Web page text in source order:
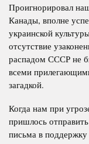
Проигнорировал
Канады, вполне
украинской
отсутствие
распадом СССР не
всеми
загадкой.
Когда нам при
пришлось
письма в